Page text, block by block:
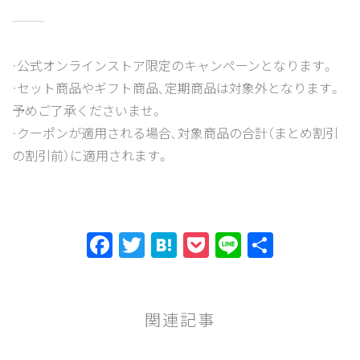
・公式オンラインストア限定のキャンペーンとなります。
・セット商品やギフト商品、定期商品は対象外となります。
予めご了承くださいませ。
・クーポンが適用される場合、対象商品の合計（まとめ割引
の割引前）に適用されます。
Facebook
Twitter
Hatena
Pocket
Line
関連記事